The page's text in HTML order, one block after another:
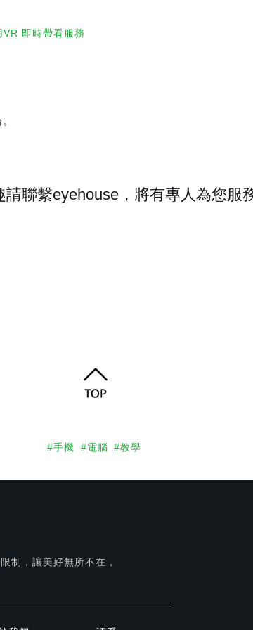
VR 即時帶看服務
聯繫eyehouse，將有專人為您服
#手機 #電腦 #教學
制，讓美好無所不在，